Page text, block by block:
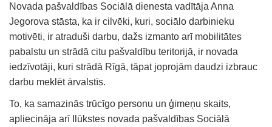
Novada pašvaldības Sociālā dienesta vadītāja Anna
Jegorova stāsta, ka ir cilvēki, kuri, sociālo darbinieku
motivēti, ir atraduši darbu, dažs izmanto arī mobilitātes
pabalstu un strādā citu pašvaldību teritorijā, ir novada
iedzīvotāji, kuri strādā Rīgā, tāpat joprojām daudzi izbrauc
darbu meklēt ārvalstīs.
To, ka samazinās trūcīgo personu un ģimeņu skaits,
apliecināja arī Ilūkstes novada pašvaldības Sociālā